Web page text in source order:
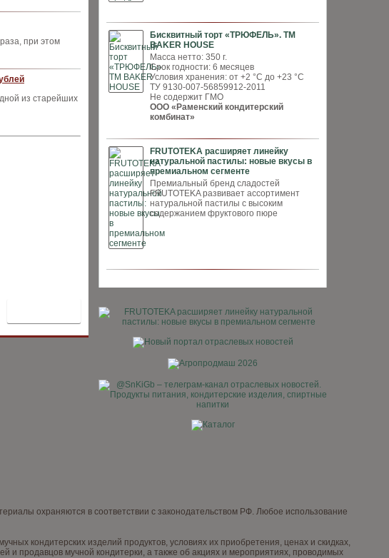
Бисквитный торт «ТРЮФЕЛЬ». ТМ
BAKER HOUSE
Масса нетто: 350 г.
Срок годности: 6 месяцев
Условия хранения: от +2 °С до +23 °С
ТУ 9130-007-56859912-2011
Не содержит ГМО
ООО «Раменский кондитерский
комбинат»
FRUTOTEKA расширяет линейку
натуральной пастилы: новые вкусы в
премиальном сегменте
Премиальный бренд сладостей
FRUTOTEKA развивает ассортимент
натуральной пастилы с высоким
содержанием фруктового пюре
при этом
из старейших
охраняются в соответствии с законодательством РФ. Любое использование
кондитерских изделий продуктов, условиях их приобретения, ценах и скидках,
и продавцов мучной кондитерки, а также об акциях и мероприятиях, проводимых